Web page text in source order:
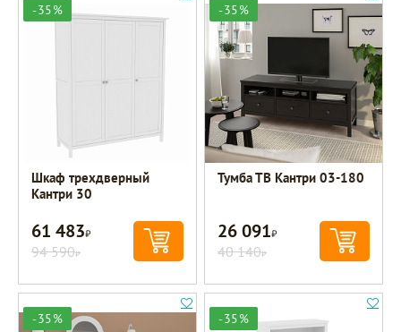
-35%
Шкаф трехдверный
Кантри 30
61 483Р
94 590Р
-35%
Тумба ТВ Кантри 03-180
26 091Р
40 140Р
-35% -35%